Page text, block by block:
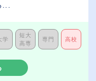
学
短大
高専
専門 高校